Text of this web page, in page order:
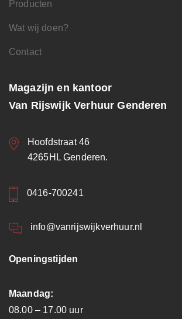
Producten
Wat wij doen?
Contact
Magazijn en kantoor
Van Rijswijk Verhuur Genderen
Hoofdstraat 46
4265HL Genderen.
0416-700241
info@vanrijswijkverhuur.nl
Openingstijden
Maandag:
08.00 – 17.00 uur